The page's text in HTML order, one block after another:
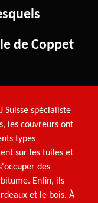
de Coppet
Suisse spécialiste
les couvreurs ont
types
sur les tuiles et
des
Enfin, ils
et le bois. À